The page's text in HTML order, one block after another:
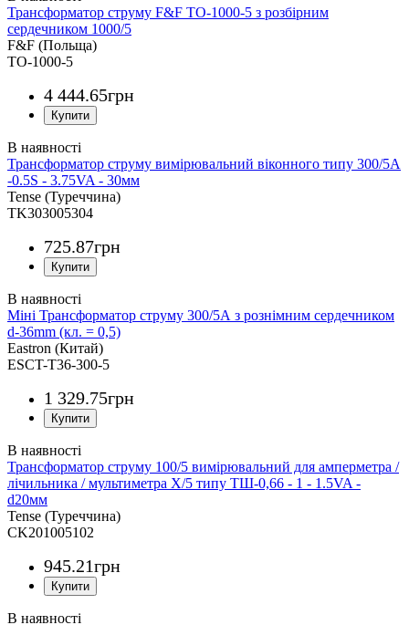
Трансформатор струму F&F TO-1000-5 з розбірним
сердечником 1000/5
F&F (Польща)
TO-1000-5
4 444.65грн
Трансформатор струму вимірювальний віконного типу 300/5A
-0.5S - 3.75VA - 30мм
Tense (Туреччина)
TK303005304
725.87грн
Міні Трансформатор струму 300/5А з рознімним сердечником
d-36mm (кл. = 0,5)
Eastron (Китай)
ESCT-T36-300-5
1 329.75грн
Трансформатор струму 100/5 вимірювальний для амперметра /
лічильника / мультиметра Х/5 типу ТШ-0,66 - 1 - 1.5VA -
d20мм
Tense (Туреччина)
CK201005102
945.21грн